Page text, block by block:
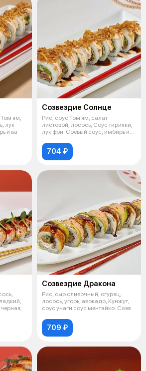
Том ям,
лук
и ва
Созвездие Солнце
Рис, соус Том ям, салат
листовой, лосось, Соус тирияки,
лук фри. Соевый соус, имбирь и
704 ₽
Созвездие Дракона
Рис, сыр сливочный, огурец,
лосось, угорь, авокадо, Кунжут,
соус унаги соус ментайко. Соев
709 ₽